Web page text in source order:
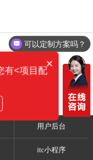
用户后台
itc小程序
可以定制方案吗？
×
有<项目配